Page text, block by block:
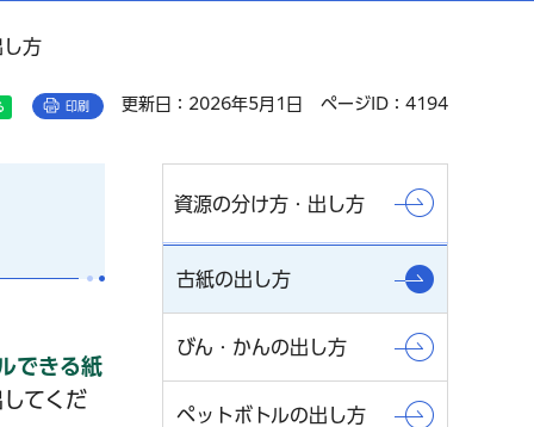
方
印刷 更新日：2026年5月1日 ページID：4194
できる紙
てくだ
資源の分け方・出し方
古紙の出し方
びん・かんの出し方
ペットボトルの出し方